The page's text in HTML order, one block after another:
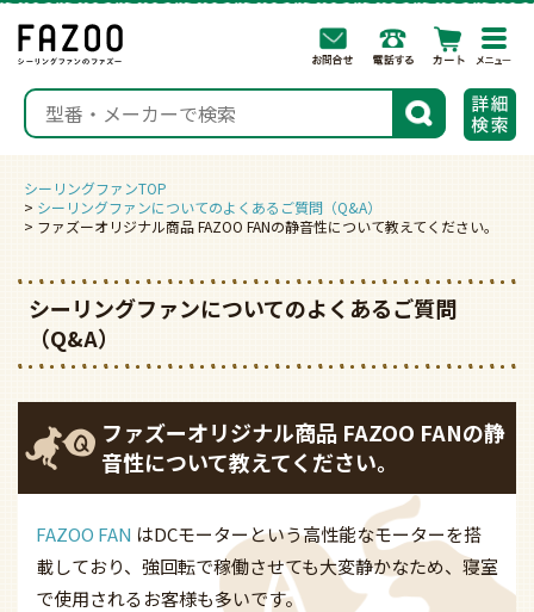
検索
シーリングファンTOP
シーリングファンについてのよくあるご質問（Q&A）
ファズーオリジナル商品 FAZOO FANの静音性について教えてください。
シーリングファンについてのよくあるご質問
（Q&A）
ファズーオリジナル商品 FAZOO FANの静
音性について教えてください。
FAZOO FAN はDCモーターという高性能なモーターを搭
載しており、強回転で稼働させても大変静かなため、寝室
で使用されるお客様も多いです。